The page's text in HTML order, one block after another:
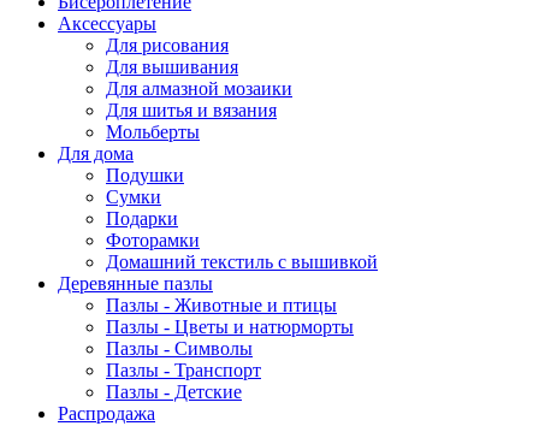
Аксессуары
Для рисования
Для вышивания
Для алмазной мозаики
Для шитья и вязания
Мольберты
Для дома
Подушки
Сумки
Подарки
Фоторамки
Домашний текстиль с вышивкой
Деревянные пазлы
Пазлы - Животные и птицы
Пазлы - Цветы и натюрморты
Пазлы - Символы
Пазлы - Транспорт
Пазлы - Детские
Распродажа